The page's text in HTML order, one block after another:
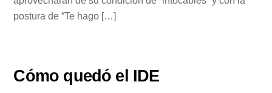
postura de “Te hago […]
Cómo quedó el IDE